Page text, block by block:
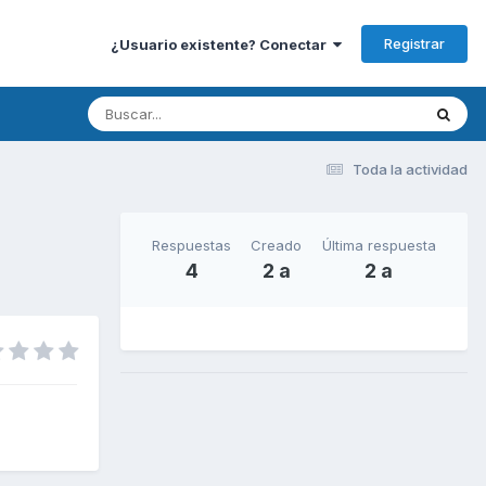
¿Usuario existente? Conectar Registrar
Toda la actividad
Respuestas
4
Creado
2 a
Última respuesta
2 a